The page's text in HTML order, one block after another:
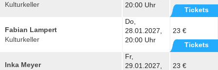
Kulturkeller
20:00 Uhr
Tickets
Fabian Lampert
Kulturkeller
Do,
28.01.2027,
20:00 Uhr
23 €
Tickets
Inka Meyer
Fr,
29.01.2027,
23 €